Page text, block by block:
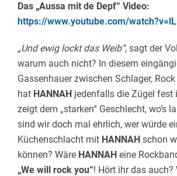
Das „Aussa mit de Depf“ Video:
https://www.youtube.com/
„Und ewig lockt das Weib“, sagt der
warum auch nicht? In diesem
Gassenhauer zwischen Schlager,
hat HANNAH jedenfalls die Zügel fest
zeigt dem „starken“ Geschlecht, wo’s
sind wir doch mal ehrlich, wer würde
Küchenschlacht mit HANNAH schon
können? Wäre HANNAH eine
„We will rock you“! Hört ihr das